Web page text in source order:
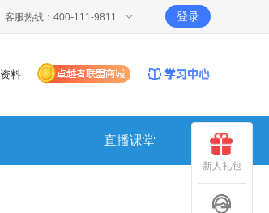
客服热线：400-111-9811 登录
资料
直播课堂
新人礼包